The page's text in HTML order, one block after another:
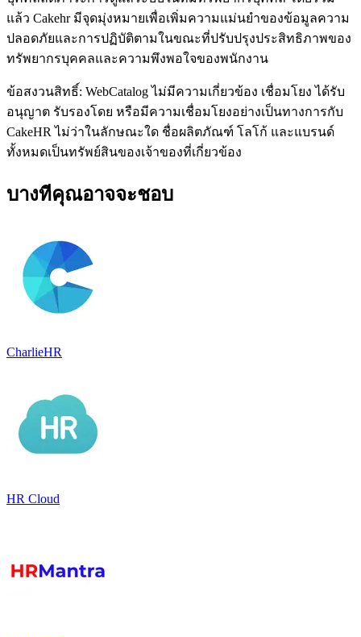
แล้ว Cakehr มีจุดมุ่งหมายเพื่อเพิ่มความแม่นยำของข้อมูลความ
ปลอดภัยและการปฏิบัติตามในขณะที่ปรับปรุงประสิทธิภาพของ
ทรัพยากรบุคคลและความพึงพอใจของพนักงาน
ข้อสงวนสิทธิ์: WebCatalog ไม่มีความเกี่ยวข้อง เชื่อมโยง ได้รับ
อนุญาต รับรองโดย หรือมีความเชื่อมโยงอย่างเป็นทางการกับ
CakeHR ไม่ว่าในลักษณะใด ชื่อผลิตภัณฑ์ โลโก้ และแบรนด์
ทั้งหมดเป็นทรัพย์สินของเจ้าของที่เกี่ยวข้อง
บางทีคุณอาจจะชอบ
CharlieHR
HR Cloud